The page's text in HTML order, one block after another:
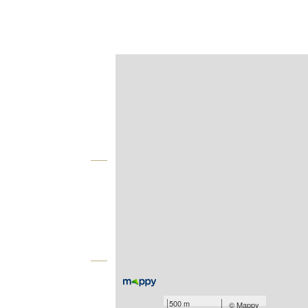
500 m ©Mappy